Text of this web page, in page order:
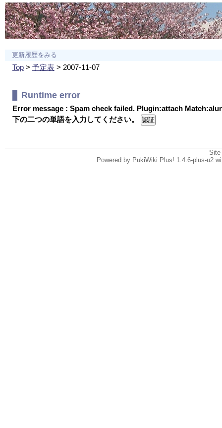
更新履歴をみる
Top> 予定表> 2007-11-07
Runtime error
Error message : Spam check failed. Plugin:attach
下の二つの単語を入力してください。
Powered by PukiWiki Plus! 1.4.6-plus-u2